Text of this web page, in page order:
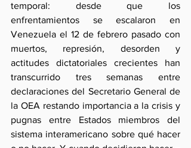
temporal: desde que los
enfrentamientos se escalaron en
Venezuela el 12 de febrero pasado con
muertos, represión, desorden y
actitudes dictatoriales crecientes han
transcurrido tres semanas entre
declaraciones del Secretario General de
la OEA restando importancia a la crisis y
pugnas entre Estados miembros del
sistema interamericano sobre qué hacer